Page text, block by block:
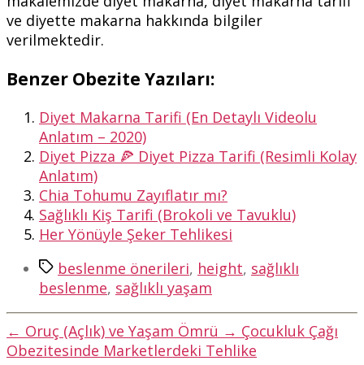
ve diyette makarna hakkında bilgiler
verilmektedir.
Benzer Obezite Yazıları:
Diyet Makarna Tarifi (En Detaylı Videolu
Anlatım – 2020)
Diyet Pizza 🍕 Diyet Pizza Tarifi (Resimli Kolay
Anlatım)
Chia Tohumu Zayıflatır mı?
Sağlıklı Kiş Tarifi (Brokoli ve Tavuklu)
Her Yönüyle Şeker Tehlikesi
Etiketler
beslenme önerileri, height, sağlıklı
beslenme, sağlıklı yaşam
← Oruç (Açlık) ve Yaşam Ömrü → Çocukluk Çağı
Obezitesinde Marketlerdeki Tehlike